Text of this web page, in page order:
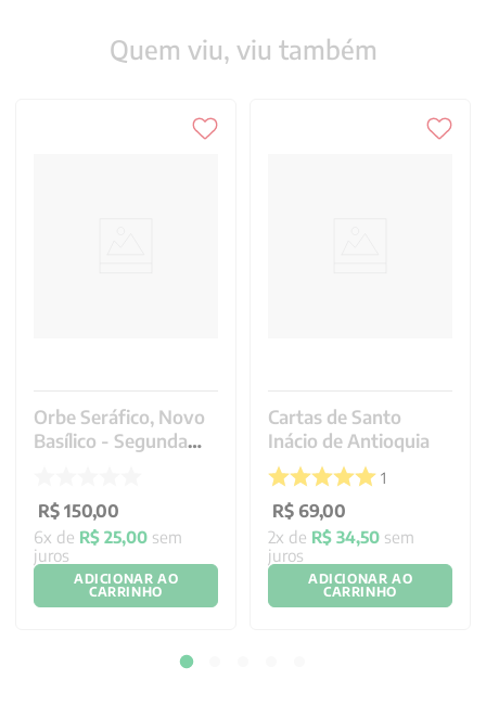
Quem viu, viu também
Orbe Seráfico, Novo
Basílico - Segunda
R$ 150,00
6x de R$ 25,00 sem
juros
ADICIONAR AO
CARRINHO
Cartas de Santo
Inácio de Antioquia
1
R$ 69,00
2x de R$ 34,50 sem
juros
ADICIONAR AO
CARRINHO